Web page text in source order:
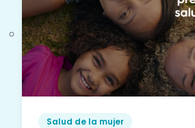
Salud de la mujer